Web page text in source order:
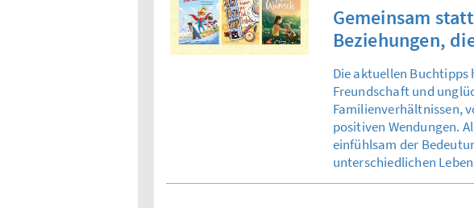
Gemeinsam
Beziehungen,
Die aktuellen
Freundschaft und
Familienverhältnissen,
positiven Wendungen.
einfühlsam der
unterschiedlichen